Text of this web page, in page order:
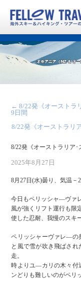
← 8/22発《オーストラ
9日間
8/22発《オーストラリ
8/22発《オーストラリア
2025年8月27日
8月27日(水)曇り、気温－
今日もペリッシャ—ヴァ
風が強くリフト運行も限
使した忍耐、我慢のスキ
ペリッシャーヴァレ—の
と風で雪が吹き飛ばさ
走。
時よりユ—カリの木々付
ンどりも難しいのがペリ